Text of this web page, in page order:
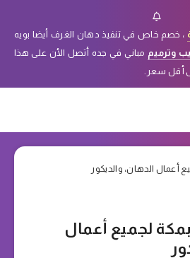
، خصم خاص في تنفيذ دهان الغرف أيضا بويه
وترميم مباني في جده أتصل الأن على هذا
لجميع أعمال